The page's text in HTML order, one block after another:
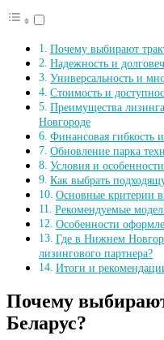
Почему выбирают
Надежность и
Универсальность и
Стоимость и
Преимущества
Новгороде
Финансовая гибкость
Обновление парка
Условия и
Как выбрать
Основные критерии
Рекомендуемые
Особенности
Где в Нижнем
лизингового партнера?
Итоги и
Почему
Беларус?